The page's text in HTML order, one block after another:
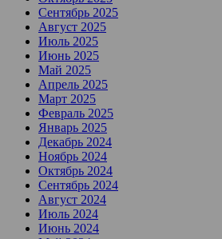
Сентябрь 2025
Август 2025
Июль 2025
Июнь 2025
Май 2025
Апрель 2025
Март 2025
Февраль 2025
Январь 2025
Декабрь 2024
Ноябрь 2024
Октябрь 2024
Сентябрь 2024
Август 2024
Июль 2024
Июнь 2024